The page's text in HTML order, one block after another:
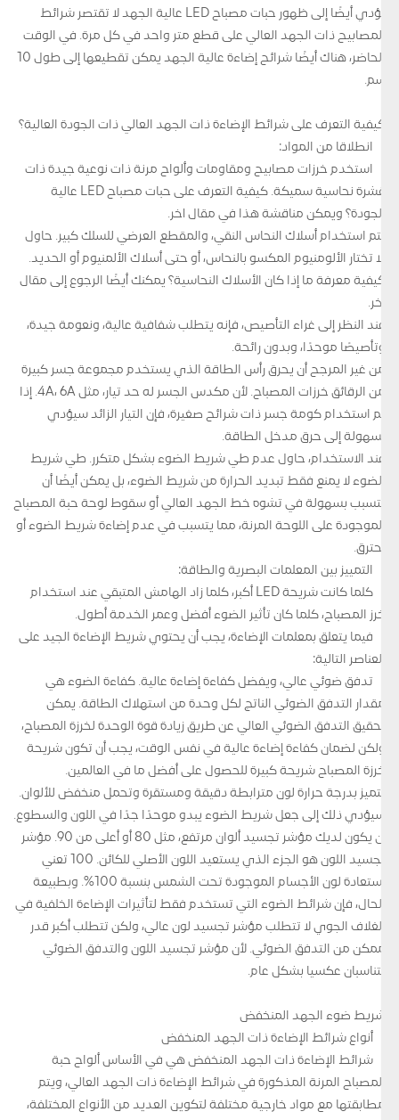
يؤدي أيضًا إلى ظهور حبات مصباح LED عالية الجهد لا تقتصر شرائط
المصابيح ذات الجهد العالي على قطع متر واحد في كل مرة. في الوقت
الحاضر، هناك أيضًا شرائح إضاءة عالية الجهد يمكن تقطيعها إلى طول 10
سم.
كيفية التعرف على شرائط الإضاءة ذات الجهد العالي ذات الجودة العالية؟
انطلاقا من المواد:
استخدم خرزات مصابيح ومقاومات وألواح مرنة ذات نوعية جيدة ذات
قشرة نحاسية سميكة. كيفية التعرف على حبات مصباح LED عالية
الجودة؟ ويمكن مناقشة هذا في مقال آخر.
يتم استخدام أسلاك النحاس النقي، والمقطع العرضي للسلك كبير. حاول
ألا تختار الألومنيوم المكسو بالنحاس، أو حتى أسلاك الألمنيوم أو الحديد.
كيفية معرفة ما إذا كان الأسلاك النحاسية؟ يمكنك أيضًا الرجوع إلى مقال
آخر.
عند النظر إلى غراء التأصيص، فإنه يتطلب شفافية عالية، ونعومة جيدة،
وتأصيصًا موحدًا، وبدون رائحة.
من غير المرجح أن يحرق رأس الطاقة الذي يستخدم مجموعة جسر كبيرة
من الرقائق خرزات المصباح. لأن مكدس الجسر له حد تيار، مثل 4A، 6A. إذا
تم استخدام كومة جسر ذات شرائح صغيرة، فإن التيار الزائد سيؤدي
بسهولة إلى حرق مدخل الطاقة.
عند الاستخدام، حاول عدم طي شريط الضوء بشكل متكرر. طي شريط
الضوء لا يمنع فقط تبديد الحرارة من شريط الضوء، بل يمكن أيضًا أن
يتسبب بسهولة في تشوه خط الجهد العالي أو سقوط لوحة حبة المصباح
الموجودة على اللوحة المرنة، مما يتسبب في عدم إضاءة شريط الضوء أو
احترق.
التمييز بين المعلمات البصرية والطاقة:
كلما كانت شريحة LED أكبر، كلما زاد الهامش المتبقي عند استخدام
خرز المصباح، كلما كان تأثير الضوء أفضل وعمر الخدمة أطول.
فيما يتعلق بمعلمات الإضاءة، يجب أن يحتوي شريط الإضاءة الجيد على
العناصر التالية:
تدفق ضوئي عالي، ويفضل كفاءة إضاءة عالية. كفاءة الضوء هي
مقدار التدفق الضوئي الناتج لكل وحدة من استهلاك الطاقة. يمكن
تحقيق التدفق الضوئي العالي عن طريق زيادة قوة الوحدة لخرزة المصباح،
ولكن لضمان كفاءة إضاءة عالية في نفس الوقت، يجب أن تكون شريحة
خرزة المصباح شريحة كبيرة للحصول على أفضل ما في العالمين.
تتميز بدرجة حرارة لون مترابطة دقيقة ومستقرة وتحمل منخفض للألوان.
سيؤدي ذلك إلى جعل شريط الضوء يبدو موحدًا جدًا في اللون والسطوع.
أن يكون لديك مؤشر تجسيد ألوان مرتفع، مثل 80 أو أعلى من 90. مؤشر
تجسيد اللون هو الجزء الذي يستعيد اللون الأصلي للكائن. 100 تعني
استعادة لون الأجسام الموجودة تحت الشمس بنسبة 100%. وبطبيعة
الحال، فإن شرائط الضوء التي تستخدم فقط لتأثيرات الإضاءة الخلفية في
الغلاف الجوي لا تتطلب مؤشر تجسيد لون عالي، ولكن تتطلب أكبر قدر
ممكن من التدفق الضوئي. لأن مؤشر تجسيد اللون والتدفق الضوئي
يتناسبان عكسيا بشكل عام.
شريط ضوء الجهد المنخفض
أنواع شرائط الإضاءة ذات الجهد المنخفض
شرائط الإضاءة ذات الجهد المنخفض هي في الأساس ألواح حبة
المصباح المرنة المذكورة في شرائط الإضاءة ذات الجهد العالي، ويتم
مطابقتها مع مواد خارجية مختلفة لتكوين العديد من الأنواع المختلفة،